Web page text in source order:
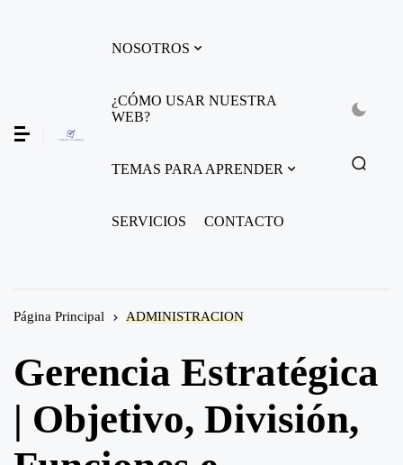
NOSOTROS
¿CÓMO USAR NUESTRA
WEB?
TEMAS PARA APRENDER
SERVICIOS CONTACTO
Página Principal ADMINISTRACION
Gerencia Estratégica
| Objetivo, División,